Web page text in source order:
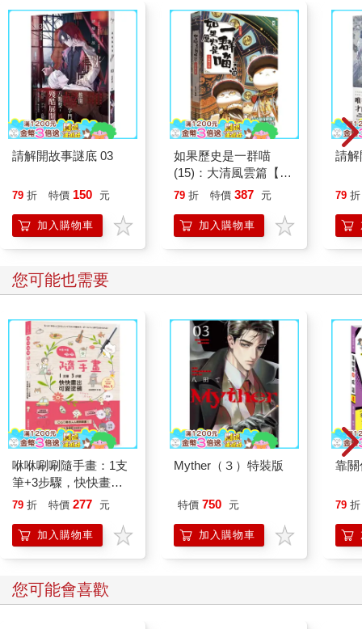
請解開故事謎底 03
79 折 特價 150 元
加入購物車
如果歷史是一群喵
(15)：大清風雲篇【萌
貓漫畫學歷史】
79 折 特價 387 元
加入購物車
請解
79 折
您可能也需要
咻咻唰唰隨手畫：1支
筆+3步驟，快快畫出
可愛塗鴉
79 折 特價 277 元
加入購物車
Myther（３）特裝版
特價 750 元
加入購物車
靠
79 折
您可能會喜歡